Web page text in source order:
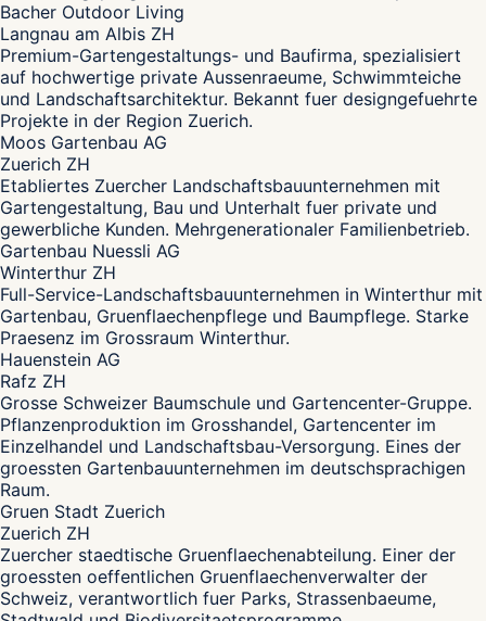
Bacher Outdoor Living
Langnau am Albis ZH
Premium-Gartengestaltungs- und Baufirma, spezialisiert
auf hochwertige private Aussenraeume, Schwimmteiche
und Landschaftsarchitektur. Bekannt fuer designgefuehrte
Projekte in der Region Zuerich.
Moos Gartenbau AG
Zuerich ZH
Etabliertes Zuercher Landschaftsbauunternehmen mit
Gartengestaltung, Bau und Unterhalt fuer private und
gewerbliche Kunden. Mehrgenerationaler Familienbetrieb.
Gartenbau Nuessli AG
Winterthur ZH
Full-Service-Landschaftsbauunternehmen in Winterthur mit
Gartenbau, Gruenflaechenpflege und Baumpflege. Starke
Praesenz im Grossraum Winterthur.
Hauenstein AG
Rafz ZH
Grosse Schweizer Baumschule und Gartencenter-Gruppe.
Pflanzenproduktion im Grosshandel, Gartencenter im
Einzelhandel und Landschaftsbau-Versorgung. Eines der
groessten Gartenbauunternehmen im deutschsprachigen
Raum.
Gruen Stadt Zuerich
Zuerich ZH
Zuercher staedtische Gruenflaechenabteilung. Einer der
groessten oeffentlichen Gruenflaechenverwalter der
Schweiz, verantwortlich fuer Parks, Strassenbaeume,